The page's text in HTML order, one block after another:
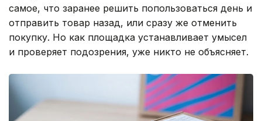
самое, что заранее решить попользоваться день и
отправить товар назад, или сразу же отменить
покупку. Но как площадка устанавливает умысел
и проверяет подозрения, уже никто не объясняет.